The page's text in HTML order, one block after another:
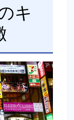
キ